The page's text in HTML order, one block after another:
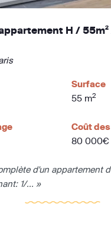
H /
Surface
55 m2
Coût
80 000€
d'un appartement
1/... »